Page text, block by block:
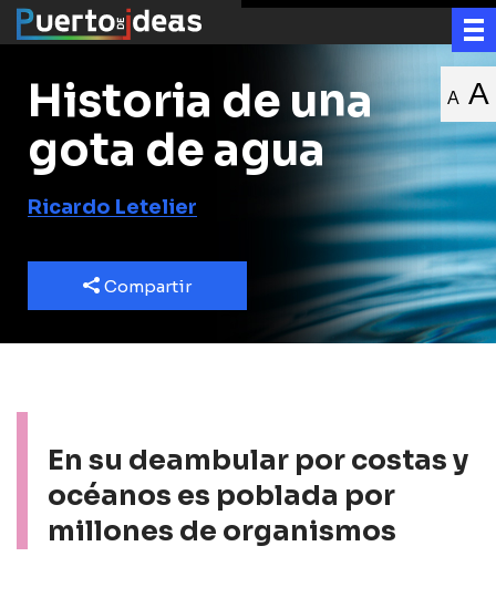
A A
Historia de una
gota de agua
Ricardo Letelier
Compartir
En su deambular por costas y
océanos es poblada por
millones de organismos